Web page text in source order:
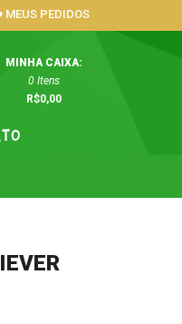
MEUS PEDIDOS
MINHA CAIXA:
0 Itens
R$0,00